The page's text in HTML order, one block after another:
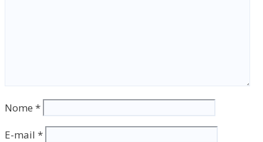
Nome *
E-mail *